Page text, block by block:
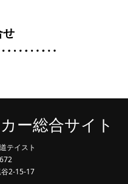
ー総合サイト
テイスト
2-15-17